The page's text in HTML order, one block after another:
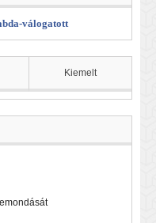
válogatott
Kiemelt